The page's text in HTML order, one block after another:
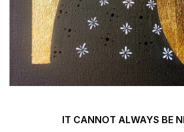
IT CANNOT ALWAYS BE